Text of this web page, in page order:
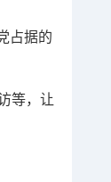
占据的
等，让